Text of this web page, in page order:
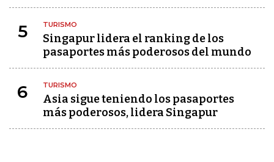
5 TURISMO
Singapur lidera el ranking de los
pasaportes más poderosos del mundo
6 TURISMO
Asia sigue teniendo los pasaportes
más poderosos, lidera Singapur